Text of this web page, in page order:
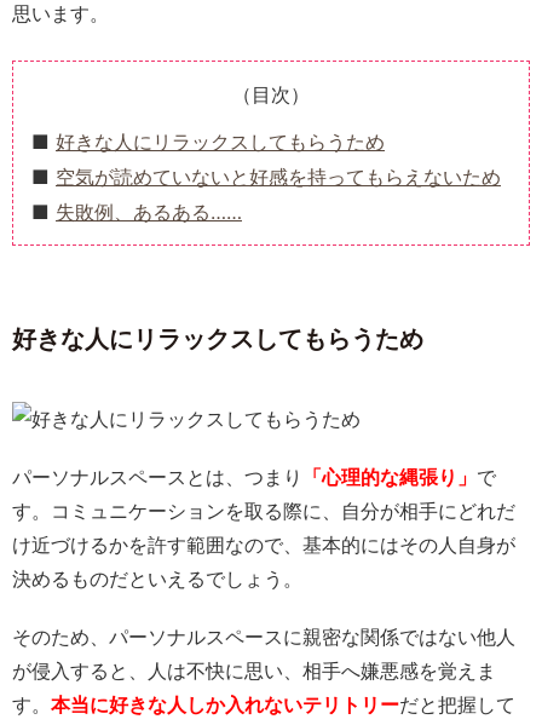
思います。
（目次）
好きな人にリラックスしてもらうため
空気が読めていないと好感を持ってもらえないため
失敗例、あるある……
好きな人にリラックスしてもらうため
パーソナルスペースとは、つまり 「心理的な縄張り」 で
す。コミュニケーションを取る際に、自分が相手にどれだ
け近づけるかを許す範囲なので、基本的にはその人自身が
決めるものだといえるでしょう。
そのため、パーソナルスペースに親密な関係ではない他人
が侵入すると、人は不快に思い、相手へ嫌悪感を覚えま
す。 本当に好きな人しか入れないテリトリーだと把握して